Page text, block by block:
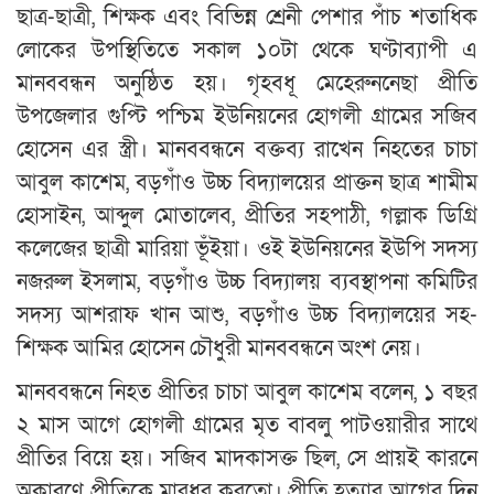
ছাত্র-ছাত্রী, শিক্ষক এবং বিভিন্ন শ্রেনী পেশার পাঁচ শতাধিক
লোকের উপস্থিতিতে সকাল ১০টা থেকে ঘণ্টাব্যাপী এ
মানববন্ধন অনুষ্ঠিত হয়। গৃহবধূ মেহেরুননেছা প্রীতি
উপজেলার গুপ্টি পশ্চিম ইউনিয়নের হোগলী গ্রামের সজিব
হোসেন এর স্ত্রী। মানববন্ধনে বক্তব্য রাখেন নিহতের চাচা
আবুল কাশেম, বড়গাঁও উচ্চ বিদ্যালয়ের প্রাক্তন ছাত্র শামীম
হোসাইন, আব্দুল মোতালেব, প্রীতির সহপাঠী, গল্লাক ডিগ্রি
কলেজের ছাত্রী মারিয়া ভূঁইয়া। ওই ইউনিয়নের ইউপি সদস্য
নজরুল ইসলাম, বড়গাঁও উচ্চ বিদ্যালয় ব্যবস্থাপনা কমিটির
সদস্য আশরাফ খান আশু, বড়গাঁও উচ্চ বিদ্যালয়ের সহ-
শিক্ষক আমির হোসেন চৌধুরী মানববন্ধনে অংশ নেয়।
মানববন্ধনে নিহত প্রীতির চাচা আবুল কাশেম বলেন, ১ বছর
২ মাস আগে হোগলী গ্রামের মৃত বাবলু পাটওয়ারীর সাথে
প্রীতির বিয়ে হয়। সজিব মাদকাসক্ত ছিল, সে প্রায়ই কারনে